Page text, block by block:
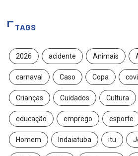
TAGS
2026 acidente Animais
carnaval Caso Copa
Crianças Cuidados Cultura
educação emprego esporte
Homem Indaiatuba itu